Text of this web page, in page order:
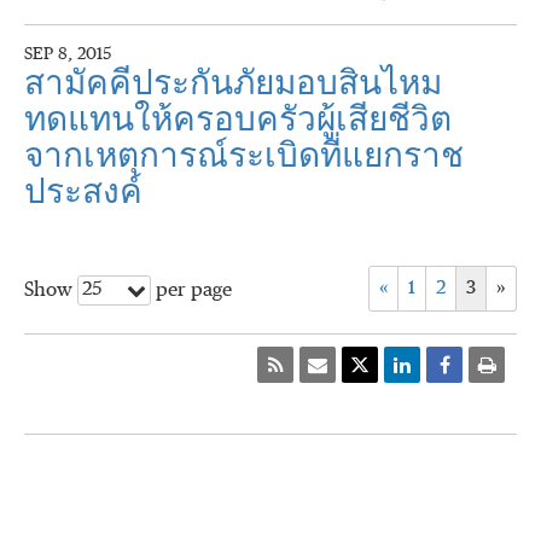
SEP 8, 2015
สามัคคีประกันภัยมอบสินไหม
ทดแทนให้ครอบครัวผู้เสียชีวิต
จากเหตุการณ์ระเบิดที่แยกราช
ประสงค์
Show 25 per page « 1 2 3 »